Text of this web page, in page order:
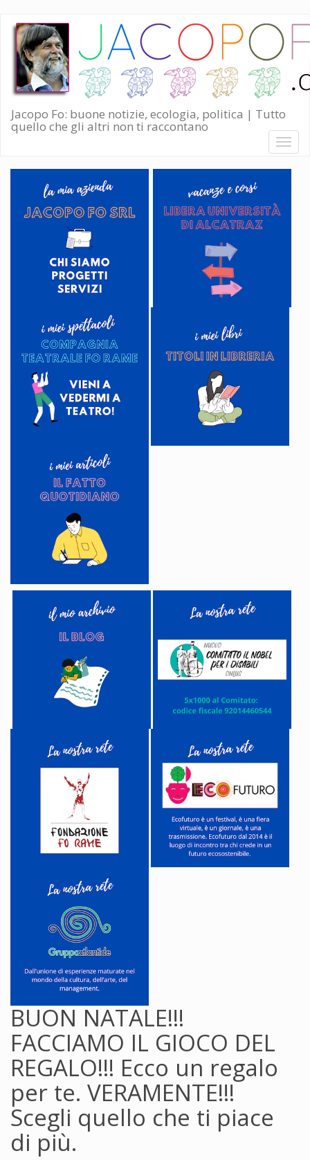
Salta
contenuto
principale
Jacopo Fo: buone notizie, ecologia, politica | Tutto
quello che gli altri non ti raccontano
Toggle
BUON NATALE!!!
FACCIAMO IL GIOCO DEL
REGALO!!! Ecco un regalo
per te. VERAMENTE!!!
Scegli quello che ti piace
di più.